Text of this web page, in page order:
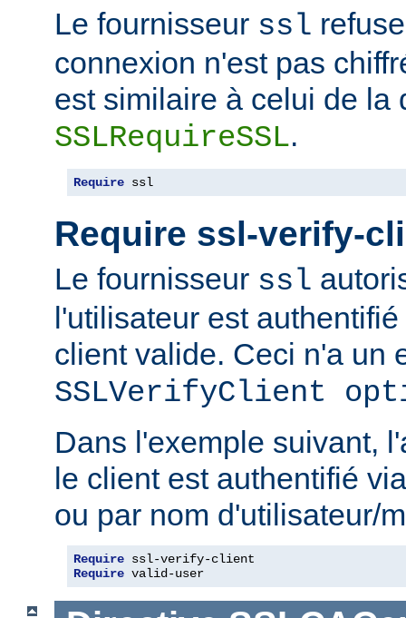
Le fournisseur ssl
connexion n'est pas
est similaire à celui de la
SSLRequireSSL.
Require ssl
Require ssl-verify-
Le fournisseur ssl
l'utilisateur est
client valide. Ceci n'a un
SSLVerifyClient
Dans l'exemple suivant,
le client est authentifié
ou par nom d'utilisateur/
Require
Require valid-user